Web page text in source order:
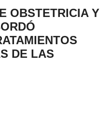
OBSTETRICIA Y
DE LAS